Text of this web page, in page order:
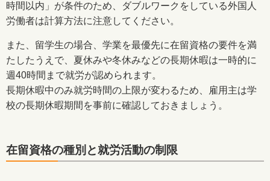
時間以内」が条件のため、ダブルワークをしている外国人
労働者は計算方法に注意してください。
また、留学生の場合、学業を最優先に在留資格の要件を満
たしたうえで、夏休みや冬休みなどの長期休暇は一時的に
週40時間まで就労が認められます。
長期休暇中のみ就労時間の上限が変わるため、雇用主は学
校の長期休暇期間を事前に確認しておきましょう。
在留資格の種別と就労活動の制限